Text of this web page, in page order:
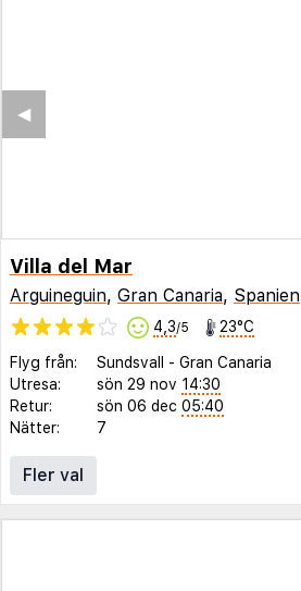
◀︎
Villa del Mar
Arguineguin, Gran Canaria, Spanien
4,3/5 23°C
Flyg från: Sundsvall - Gran Canaria
Utresa:
sön 29 nov 14:30
Retur:
sön 06 dec 05:40
Nätter:
7
Fler val